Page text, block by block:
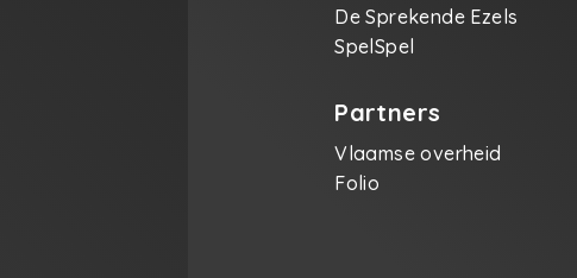
De Sprekende Ezels
SpelSpel
Partners
Vlaamse overheid
Folio